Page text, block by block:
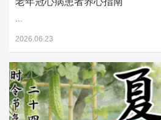
...
2026.06.23